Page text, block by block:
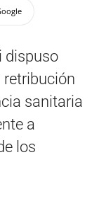
dispuso
retribución
sanitaria
a
los